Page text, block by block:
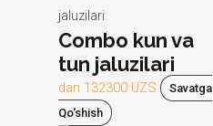
jaluzilari
Combo kun va
tun jaluzilari
dan 132300 UZS
Savatga
Qo‘shish